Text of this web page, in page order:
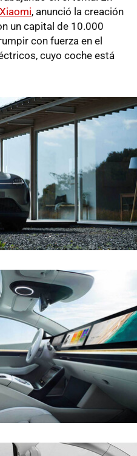
Xiaomi, anunció la creación
un capital de 10.000
con fuerza en el
cuyo coche está